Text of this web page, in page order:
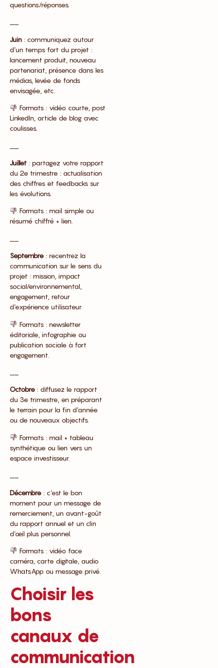
questions/réponses.
Juin : communiquez autour
d’un temps fort du projet :
lancement produit, nouveau
partenariat, présence dans les
médias, levée de fonds
envisagée, etc.
Formats : vidéo courte, post
LinkedIn, article de blog avec
coulisses.
Juillet : partagez votre rapport
du 2e trimestre : actualisation
des chiffres et feedbacks sur
les évolutions.
Formats : mail simple ou
résumé chiffré + lien.
Septembre : recentrez la
communication sur le sens du
projet : mission, impact
social/environnemental,
engagement, retour
d’expérience utilisateur.
Formats : newsletter
éditoriale, infographie ou
publication sociale à fort
engagement.
Octobre : diffusez le rapport
du 3e trimestre, en préparant
le terrain pour la fin d’année
ou de nouveaux objectifs.
Formats : mail + tableau
synthétique ou lien vers un
espace investisseur.
Décembre : c’est le bon
moment pour un message de
remerciement, un avant-goût
du rapport annuel et un clin
d’œil plus personnel.
Formats : vidéo face
caméra, carte digitale, audio
WhatsApp ou message privé.
Choisir les
bons
canaux de
communication